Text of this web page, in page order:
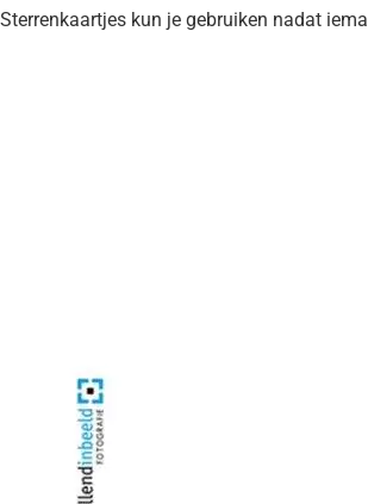
Sterrenkaartjes kun je gebruiken nadat